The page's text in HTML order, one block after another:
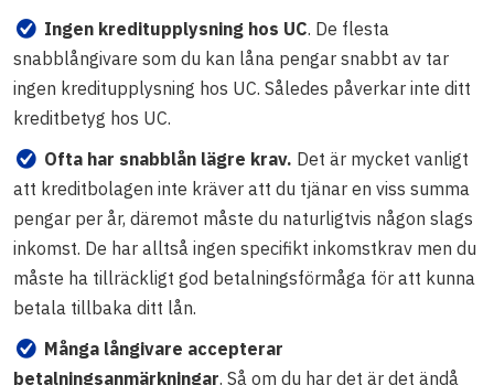
Ingen kreditupplysning hos UC. De flesta
snabblångivare som du kan låna pengar snabbt av tar
ingen kreditupplysning hos UC. Således påverkar inte ditt
kreditbetyg hos UC.
Ofta har snabblån lägre krav. Det är mycket vanligt
att kreditbolagen inte kräver att du tjänar en viss summa
pengar per år, däremot måste du naturligtvis någon slags
inkomst. De har alltså ingen specifikt inkomstkrav men du
måste ha tillräckligt god betalningsförmåga för att kunna
betala tillbaka ditt lån.
Många långivare accepterar
betalningsanmärkningar. Så om du har det är det ändå